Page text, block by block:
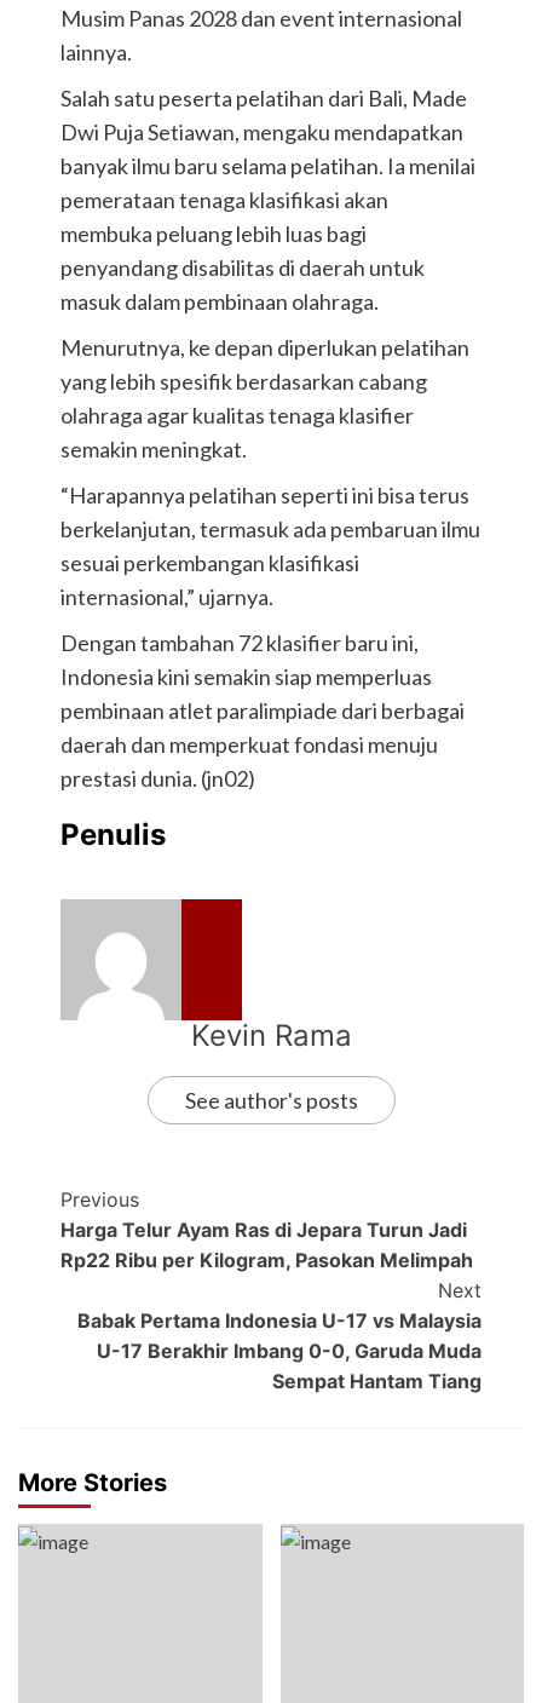
Musim Panas 2028 dan event internasional
lainnya.
Salah satu peserta pelatihan dari Bali, Made
Dwi Puja Setiawan, mengaku mendapatkan
banyak ilmu baru selama pelatihan. Ia menilai
pemerataan tenaga klasifikasi akan
membuka peluang lebih luas bagi
penyandang disabilitas di daerah untuk
masuk dalam pembinaan olahraga.
Menurutnya, ke depan diperlukan pelatihan
yang lebih spesifik berdasarkan cabang
olahraga agar kualitas tenaga klasifier
semakin meningkat.
“Harapannya pelatihan seperti ini bisa terus
berkelanjutan, termasuk ada pembaruan ilmu
sesuai perkembangan klasifikasi
internasional,” ujarnya.
Dengan tambahan 72 klasifier baru ini,
Indonesia kini semakin siap memperluas
pembinaan atlet paralimpiade dari berbagai
daerah dan memperkuat fondasi menuju
prestasi dunia. (jn02)
Penulis
Kevin Rama
See author's posts
Previous
Harga Telur Ayam Ras di Jepara Turun Jadi
Rp22 Ribu per Kilogram, Pasokan Melimpah
Next
Babak Pertama Indonesia U-17 vs Malaysia
U-17 Berakhir Imbang 0-0, Garuda Muda
Sempat Hantam Tiang
More Stories